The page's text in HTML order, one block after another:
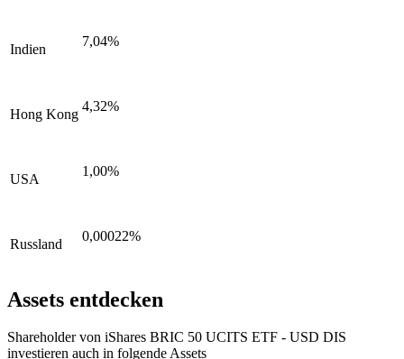
Indien
7,04%
Hong Kong
4,32%
USA
1,00%
Russland
0,00022%
Assets entdecken
Shareholder von iShares BRIC 50 UCITS ETF - USD DIS
investieren auch in folgende Assets